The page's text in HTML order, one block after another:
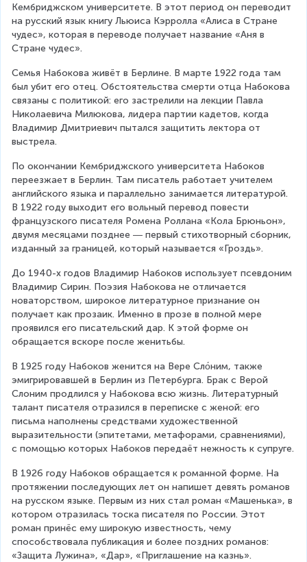
Кембриджском университете. В этот период он переводит
на русский язык книгу Льюиса Кэрролла «Алиса в Стране
чудес», которая в переводе получает название «Аня в
Стране чудес».
Семья Набокова живёт в Берлине. В марте 1922 года там
был убит его отец. Обстоятельства смерти отца Набокова
связаны с политикой: его застрелили на лекции Павла
Николаевича Милюкова, лидера партии кадетов, когда
Владимир Дмитриевич пытался защитить лектора от
выстрела.
По окончании Кембриджского университета Набоков
переезжает в Берлин. Там писатель работает учителем
английского языка и параллельно занимается литературой.
В 1922 году выходит его вольный перевод повести
французского писателя Ромена Роллана «Кола Брюньон»,
двумя месяцами позднее ― первый стихотворный сборник,
изданный за границей, который называется «Гроздь».
До 1940-х годов Владимир Набоков использует псевдоним
Владимир Сирин. Поэзия Набокова не отличается
новаторством, широкое литературное признание он
получает как прозаик. Именно в прозе в полной мере
проявился его писательский дар. К этой форме он
обращается вскоре после женитьбы.
В 1925 году Набоков женится на Вере Сло́ним, также
эмигрировавшей в Берлин из Петербурга. Брак с Верой
Слоним продлился у Набокова всю жизнь. Литературный
талант писателя отразился в переписке с женой: его
письма наполнены средствами художественной
выразительности (эпитетами, метафорами, сравнениями),
с помощью которых Набоков передаёт нежность к супруге.
В 1926 году Набоков обращается к романной форме. На
протяжении последующих лет он напишет девять романов
на русском языке. Первым из них стал роман «Машенька», в
котором отразилась тоска писателя по России. Этот
роман принёс ему широкую известность, чему
способствовала публикация и более поздних романов:
«Защита Лужина», «Дар», «Приглашение на казнь».